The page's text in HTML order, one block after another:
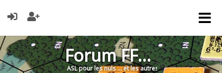
Forum FFL-ASL
ASL pour les nuls … et les autres !